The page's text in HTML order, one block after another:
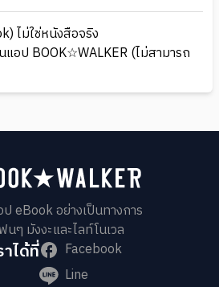
ไม่ใช่หนังสือจริง
อป BOOK☆WALKER (ไม่สามารถ
eBook อย่างเป็นทางการ
ๆ มังงะและไลท์โนเวล
ได้ที่
Facebook
Line